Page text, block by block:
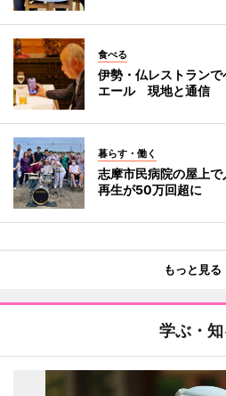
食べる
伊勢・仏レストラン
エール 現地と通信
暮らす・働く
志摩市民病院の屋上
再生が50万回超に
もっと見る
学ぶ・知